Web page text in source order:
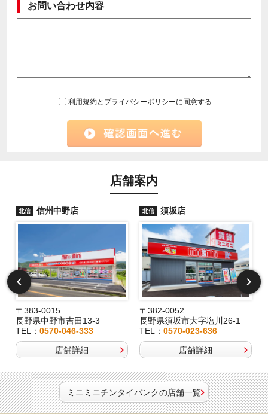
お問い合わせ内容
利用規約と プライバシーポリシーに同意する
店舗案内
北信 信州中野店
〒383-0015
長野県中野市吉田13-3
TEL： 0570-046-333
店舗詳細
北信 須坂店
〒382-0052
長野県須坂市大字塩川26-1
TEL：0570-023-636
店舗詳細
ミニミニチンタイバンクの店舗一覧